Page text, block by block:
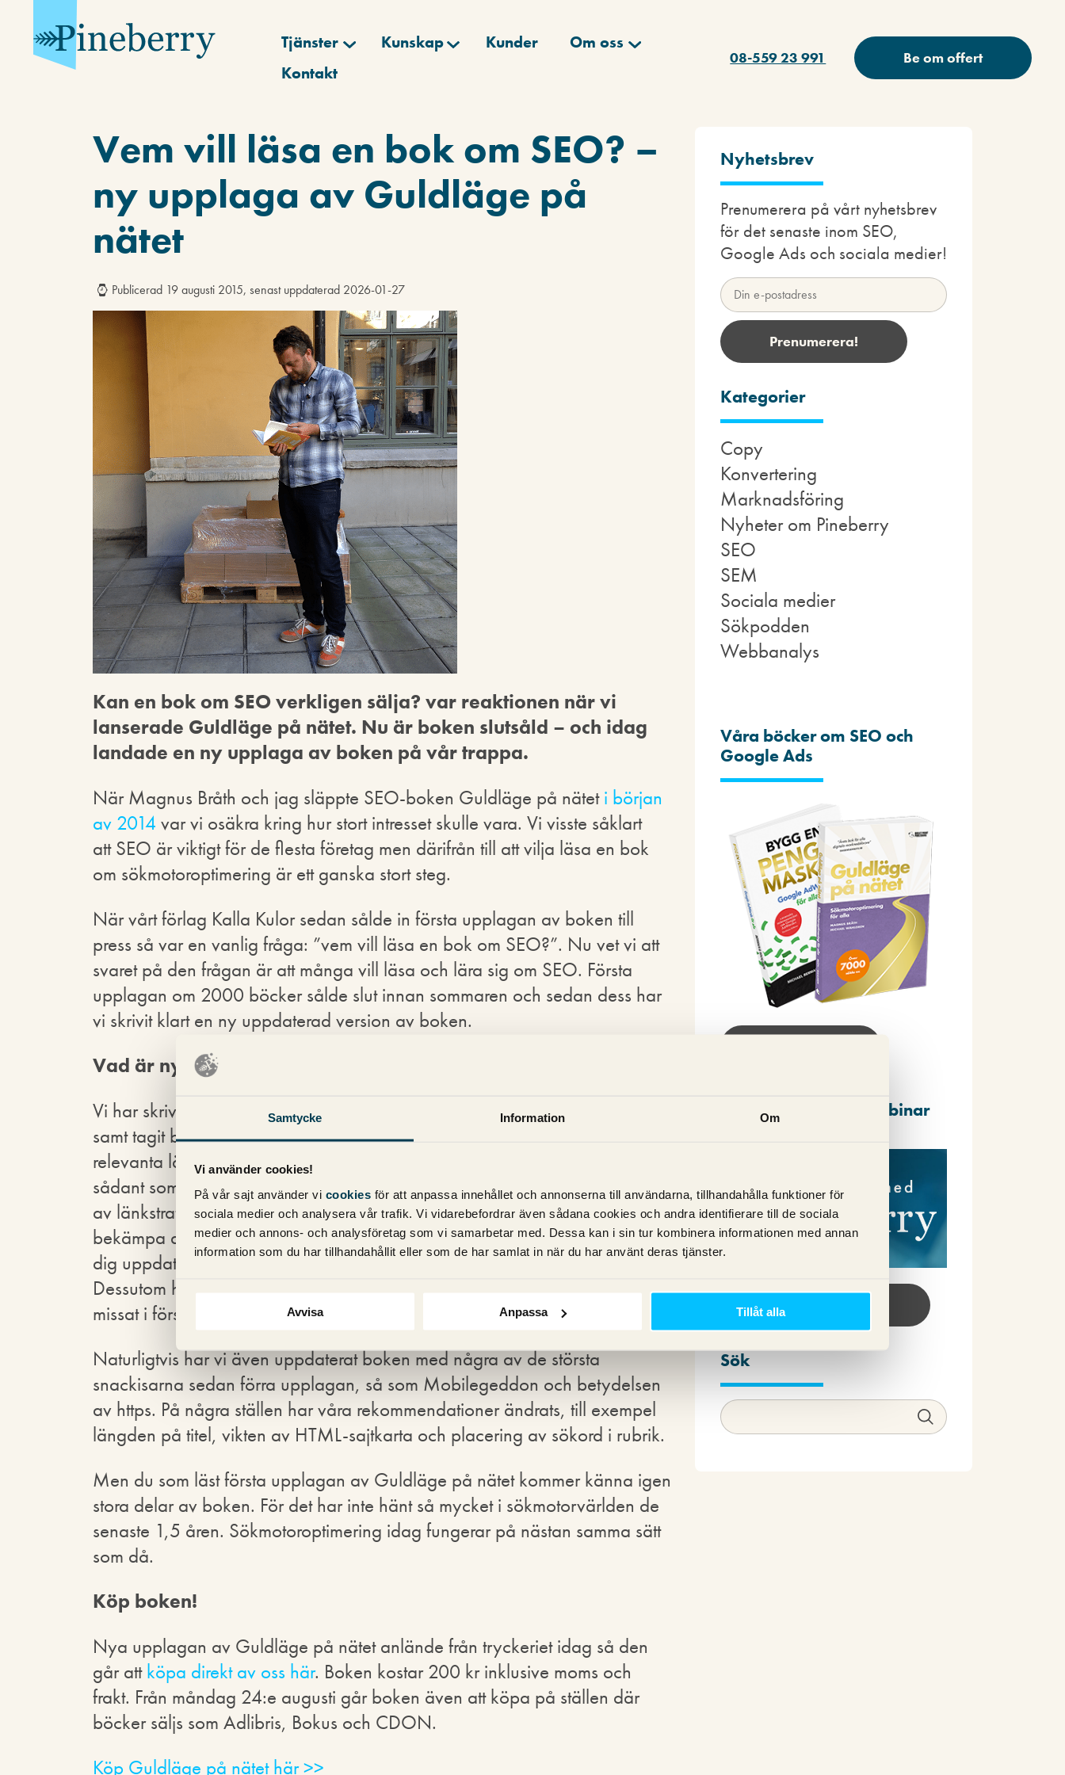
Samtycke Information Om
Vi använder cookies!
På vår sajt använder vi cookies för att anpassa innehållet och annonserna till användarna, tillhandahålla funktioner för
sociala medier och analysera vår trafik. Vi vidarebefordrar även sådana cookies och andra identifierare till de sociala
medier och annons- och analysföretag som vi samarbetar med. Dessa kan i sin tur kombinera informationen med annan
information som du har tillhandahållit eller som de har samlat in när du har använt deras tjänster.
Avvisa Anpassa Tillåt alla
Tjänster Kunskap Kunder
Om oss
Kontakt
08-559 23 991 Be om offert
Vem vill läsa en bok om SEO? –
ny upplaga av Guldläge på
nätet
Publicerad 19 augusti 2015, senast uppdaterad 2026-01-27
Kan en bok om SEO verkligen sälja? var reaktionen när vi
lanserade Guldläge på nätet. Nu är boken slutsåld – och idag
landade en ny upplaga av boken på vår trappa.
När Magnus Bråth och jag släppte SEO-boken Guldläge på näteti början
av 2014 var vi osäkra kring hur stort intresset skulle vara. Vi visste såklart
att SEO är viktigt för de flesta företag men därifrån till att vilja läsa en bok
om sökmotoroptimering är ett ganska stort steg.
När vårt förlag Kalla Kulor sedan sålde in första upplagan av boken till
press så var en vanlig fråga: ”vem vill läsa en bok om SEO?”. Nu vet vi att
svaret på den frågan är att många vill läsa och lära sig om SEO. Första
upplagan om 2000 böcker sålde slut innan sommaren och sedan dess har
vi skrivit klart en ny uppdaterad version av boken.
Vad är nytt?
Vi har skrivit cirka 20 helt nya sidor (av totalt 110 sidor)
samt tagit bort ungefär 10 sidor som vi inte tycker är
relevanta längre. Stora delar av det nya materialet är
sådant som efterfrågats av läsarna, exempelvis fler typer
av länkstrategier, mer information om metoder för att
bekämpa duplicerat innehåll och tips på hur du kan hålla
dig uppdaterad med vad som händer i sökmotorvärlden.
Dessutom har vi lagt till saker som vi själva insett att vi
missat i första upplagan, som val av domän och brödsmulor.
Naturligtvis har vi även uppdaterat boken med några av de största
snackisarna sedan förra upplagan, så som Mobilegeddon och betydelsen
av https. På några ställen har våra rekommendationer ändrats, till exempel
längden på titel, vikten av HTML-sajtkarta och placering av sökord i rubrik.
Men du som läst första upplagan av Guldläge på nätet kommer känna igen
stora delar av boken. För det har inte hänt så mycket i sökmotorvärlden de
senaste 1,5 åren. Sökmotoroptimering idag fungerar på nästan samma sätt
som då.
Köp boken!
Nya upplagan av Guldläge på nätet anlände från tryckeriet idag så den
går attköpa direkt av oss här. Boken kostar 200 kr inklusive moms och
frakt. Från måndag 24:e augusti går boken även att köpa på ställen där
böcker säljs som Adlibris, Bokus och CDON.
Köp Guldläge på nätet här >>
Nyhetsbrev
Prenumerera på vårt nyhetsbrev
för det senaste inom SEO,
Google Ads och sociala medier!
Kategorier
Copy
Konvertering
Marknadsföring
Nyheter om Pineberry
SEO
SEM
Sociala medier
Sökpodden
Webbanalys
Våra böcker om SEO och
Google Ads
Repriser av våra webbinar
Se webbinar här!
Sök